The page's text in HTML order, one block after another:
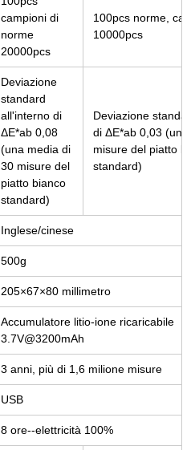
campioni di
norme
20000pcs
100pcs norme,
10000pcs
Deviazione
standard
all'interno di
ΔE*ab 0,08
(una media di
30 misure del
piatto bianco
standard)
Deviazione
di ΔE*ab 0,03 (una
misure del piatto
standard)
Inglese/cinese
500g
205×67×80 millimetro
Accumulatore litio-ione ricaricabile
3.7V@3200mAh
3 anni, più di 1,6 milione misure
USB
8 ore--elettricità 100%